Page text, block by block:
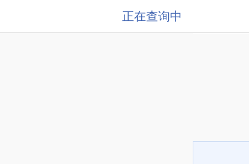
正在查询中